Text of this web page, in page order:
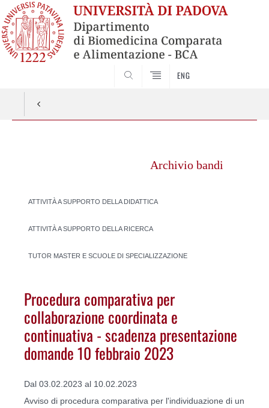
ENG
Archivio bandi
ATTIVITÀ A SUPPORTO DELLA DIDATTICA
ATTIVITÀ A SUPPORTO DELLA RICERCA
TUTOR MASTER E SCUOLE DI SPECIALIZZAZIONE
Procedura comparativa per
collaborazione coordinata e
continuativa - scadenza presentazione
domande 10 febbraio 2023
Dal 03.02.2023 al 10.02.2023
Avviso di procedura comparativa per l'individuazione di un